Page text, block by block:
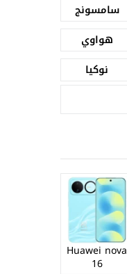
سامسونج
هواوي
نوكيا
Huawei nova
16